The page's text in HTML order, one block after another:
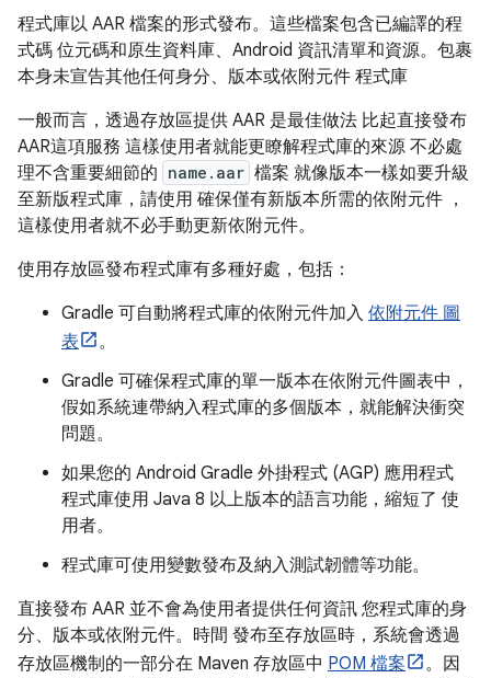
程式庫以 AAR 檔案的形式發布。這些檔案包含已編譯的程
式碼 位元碼和原生資料庫、Android 資訊清單和資源。包裹
本身未宣告其他任何身分、版本或依附元件 程式庫
一般而言，透過存放區提供 AAR 是最佳做法 比起直接發布
AAR這項服務 這樣使用者就能更瞭解程式庫的來源 不必處
理不含重要細節的 name.aar 檔案 就像版本一樣如要升級
至新版程式庫，請使用 確保僅有新版本所需的依附元件 ，
這樣使用者就不必手動更新依附元件。
使用存放區發布程式庫有多種好處，包括：
Gradle 可自動將程式庫的依附元件加入 依附元件 圖
表
。
Gradle 可確保程式庫的單一版本在依附元件圖表中，
假如系統連帶納入程式庫的多個版本，就能解決衝突
問題。
如果您的 Android Gradle 外掛程式 (AGP) 應用程式
程式庫使用 Java 8 以上版本的語言功能，縮短了 使
用者。
程式庫可使用變數發布及納入測試韌體等功能。
直接發布 AAR 並不會為使用者提供任何資訊 您程式庫的身
分、版本或依附元件。時間 發布至存放區時，系統會透過
存放區機制的一部分在 Maven 存放區中 POM 檔案
。因